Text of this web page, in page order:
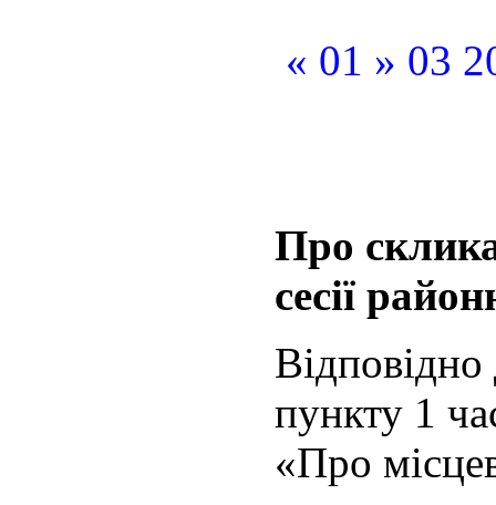
« 01
Про
сесії
Відповідно
пункту 1
«Про